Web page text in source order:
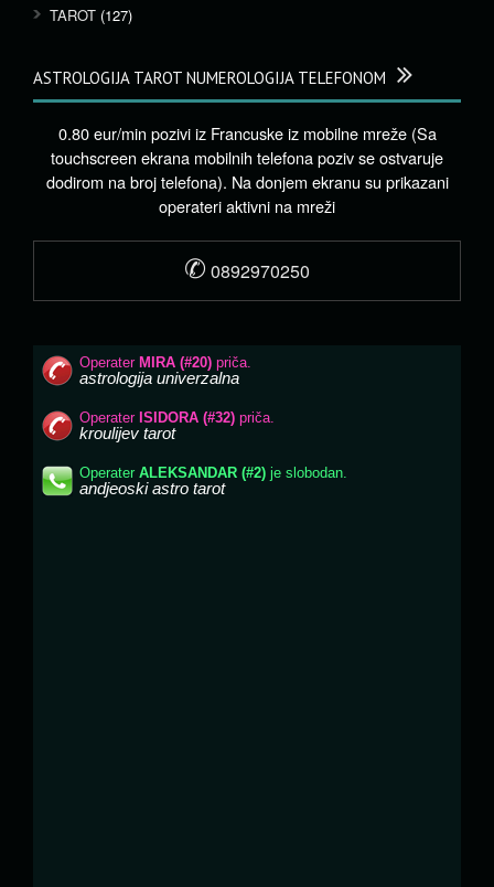
TAROT (127)
ASTROLOGIJA TAROT NUMEROLOGIJA TELEFONOM
0.80 eur/min pozivi iz Francuske iz mobilne mreže (Sa
touchscreen ekrana mobilnih telefona poziv se ostvaruje
dodirom na broj telefona). Na donjem ekranu su prikazani
operateri aktivni na mreži
✆ 0892970250